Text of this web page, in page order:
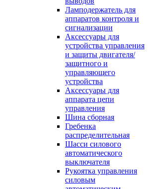
Ламподержатель для
аппаратов контроля и
сигнализации
Аксессуары для
устройства управления
и защиты двигателя/
защитного и
управляющего
устройства
Аксессуары для
аппарата цепи
управления
Шина сборная
Гребенка
распределительная
Шасси силового
автоматического
выключателя
Рукоятка управления
силовым